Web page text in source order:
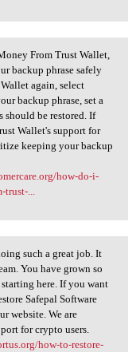
Money
From Trust Wallet,
backup phrase safely
again, select
backup phrase, set a
should be restored. If
Wallet's support for
keeping your backup
how-do-i-
...
doing
such a great job. It
You have grown so
here. If you want
Safepal Software
website. We are
for crypto users.
how-to-restore-